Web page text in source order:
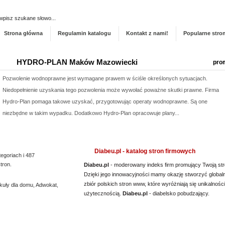
Strona główna Regulamin katalogu Kontakt z nami! Popularne
HYDRO-PLAN Maków Mazowiecki
Pozwolenie wodnoprawne jest wymagane prawem w ściśle określonych sytuacjach.
Niedopełnienie uzyskania tego pozwolenia może wywołać poważne skutki prawne. Firma
Hydro-Plan pomaga takowe uzyskać, przygotowując operaty wodnoprawne. Są one
niezbędne w takim wypadku. Dodatkowo Hydro-Plan opracowuje plany...
Szukasz godnego zaufania dostawcy akcesoriów do pakowania? jak najszybciej przejrzyj
naszą propozycję. Uwzględnia ona dobre jakościowo worki do pasteryzacji i szereg
innych wyrobów. Sprzedajemy również worki doypack, a jeżeli tym, czego szukasz, są
worki do sterylizacji, również je u nas nabędziesz....
Diabeu.pl - katalog stron firmowych
Diabeu.pl - moderowany indeks firm promujący Twoją
Dzięki jego innowacyjności mamy okazję stworzyć
zbiór polskich stron www, które wyróżniają się
użytecznością. Diabeu.pl - diabelsko pobudzający.
i 487
dla domu Adwokat